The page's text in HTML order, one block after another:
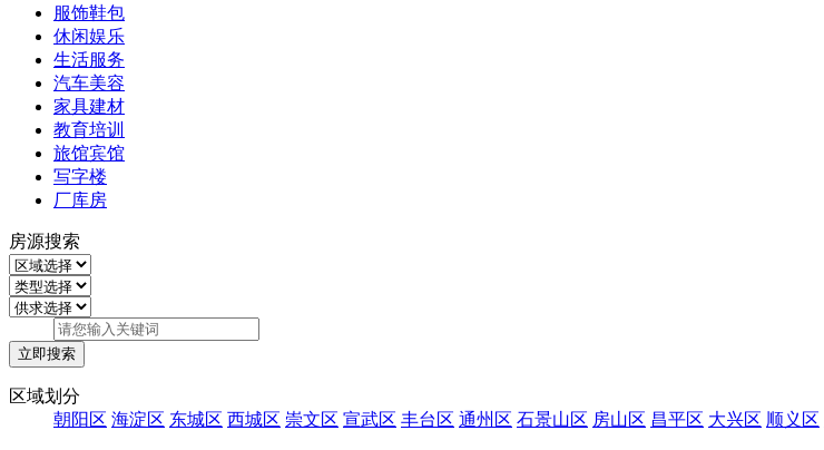
服饰鞋包
休闲娱乐
生活服务
汽车美容
家具建材
教育培训
旅馆宾馆
写字楼
厂库房
房源搜索
区域划分
朝阳区 海淀区 东城区 西城区 崇文区 宣武区 丰台区 通州区 石景山区 房山区 昌平区 大兴区 顺义区